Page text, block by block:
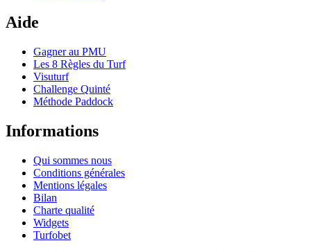
Aide
Gagner au PMU
Les 8 Règles du Turf
Visuturf
Challenge Quinté
Méthode Paddock
Informations
Qui sommes nous
Conditions générales
Mentions légales
Bilan
Charte qualité
Widgets
Turfobet